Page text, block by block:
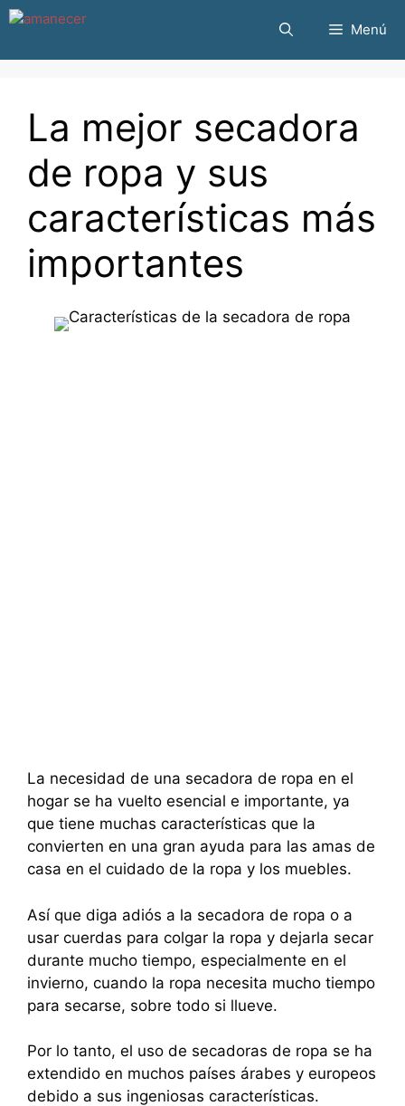
Saltar
contenido
Menú
La mejor secadora
de ropa y sus
características más
importantes
La necesidad de una secadora de ropa en el
hogar se ha vuelto esencial e importante, ya
que tiene muchas características que la
convierten en una gran ayuda para las amas de
casa en el cuidado de la ropa y los muebles.
Así que diga adiós a la secadora de ropa o a
usar cuerdas para colgar la ropa y dejarla secar
durante mucho tiempo, especialmente en el
invierno, cuando la ropa necesita mucho tiempo
para secarse, sobre todo si llueve.
Por lo tanto, el uso de secadoras de ropa se ha
extendido en muchos países árabes y europeos
debido a sus ingeniosas características.